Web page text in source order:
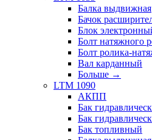
Балка выдвижная
Бачок
Блок
Болт натяжного
Болт ролика-
Вал карданный
Больше →
LTM 1090
АКПП
Бак
Бак
Бак топливный